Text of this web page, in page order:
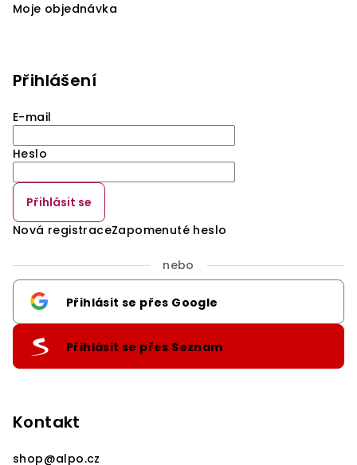
Moje objednávka
Přihlášení
E-mail
Heslo
Přihlásit se
Nová registraceZapomenuté heslo
nebo
Přihlásit se přes Google
Přihlásit se přes Seznam
Kontakt
shop@alpo.cz